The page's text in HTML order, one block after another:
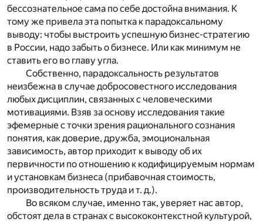
бессознательное сама по себе достойна внимания. К
тому же привела эта попытка к парадоксальному
выводу: чтобы выстроить успешную бизнес-стратегию
в России, надо забыть о бизнесе. Или как минимум не
ставить его во главу угла.
Собственно, парадоксальность результатов
неизбежна в случае добросовестного исследования
любых дисциплин, связанных с человеческими
мотивациями. Взяв за основу исследования такие
эфемерные с точки зрения рационального сознания
понятия, как доверие, дружба, эмоциональная
зависимость, автор приходит к выводу об их
первичности по отношению к кодифицируемым нормам
и установкам бизнеса (прибавочная стоимость,
производительность труда и т. д.).
Во всяком случае, именно так, уверяет нас автор,
обстоят дела в странах с высококонтекстной культурой,